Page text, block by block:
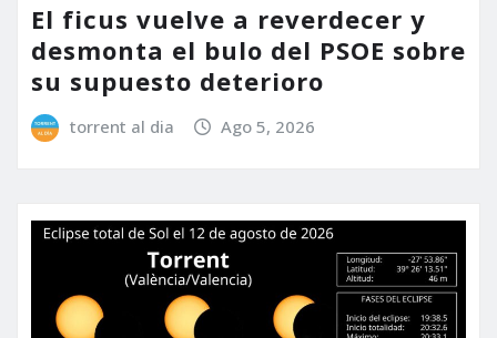
El ficus vuelve a reverdecer y
desmonta el bulo del PSOE sobre
su supuesto deterioro
torrent al dia Ago 5, 2026